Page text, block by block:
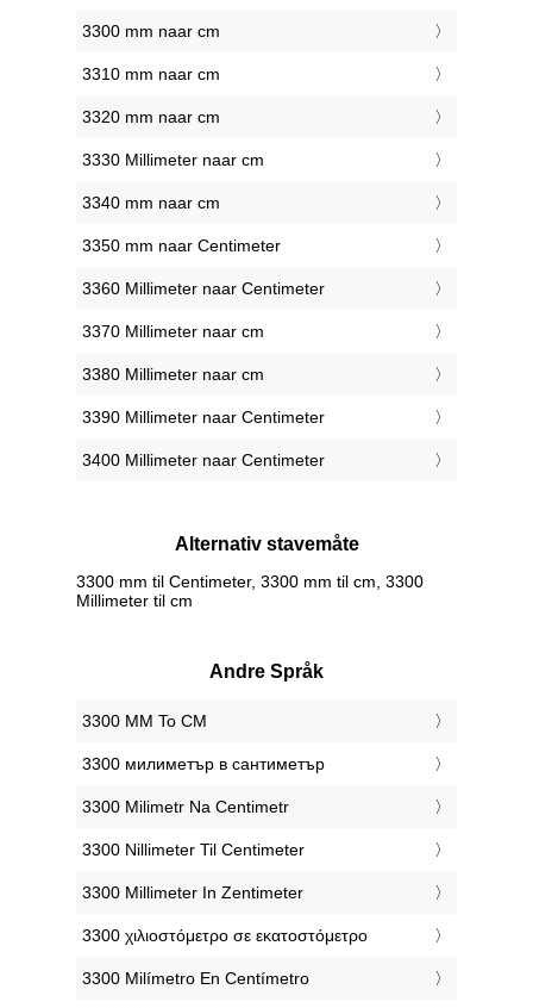
3300 mm naar cm
3310 mm naar cm
3320 mm naar cm
3330 Millimeter naar cm
3340 mm naar cm
3350 mm naar Centimeter
3360 Millimeter naar Centimeter
3370 Millimeter naar cm
3380 Millimeter naar cm
3390 Millimeter naar Centimeter
3400 Millimeter naar Centimeter
Alternativ stavemåte
3300 mm til Centimeter, 3300 mm til cm, 3300
Millimeter til cm
Andre Språk
‎3300 MM To CM
‎3300 милиметър в сантиметър
‎3300 Milimetr Na Centimetr
‎3300 Nillimeter Til Centimeter
‎3300 Millimeter In Zentimeter
‎3300 χιλιοστόμετρο σε εκατοστόμετρο
‎3300 Milímetro En Centímetro